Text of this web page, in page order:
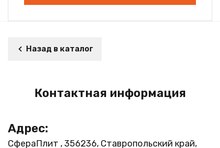
Назад в каталог
Контактная информация
Адрес:
СфераПлит , 356236, Ставропольский край,